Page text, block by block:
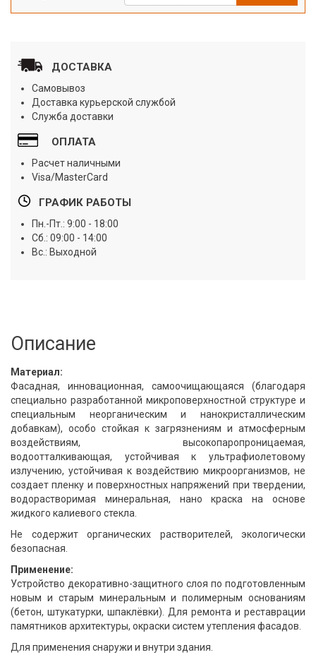
ДОСТАВКА
Самовывоз
Доставка курьерской службой
Служба доставки
ОПЛАТА
Расчет наличными
Visa/MasterCard
ГРАФИК РАБОТЫ
Пн.-Пт.: 9:00 - 18:00
Сб.: 09:00 - 14:00
Вс.: Выходной
Описание
Материал:
Фасадная, инновационная, самоочищающаяся (благодаря
специально разработанной микроповерхностной структуре и
специальным неорганическим и нанокристаллическим
добавкам), особо стойкая к загрязнениям и атмосферным
воздействиям, высокопаропроницаемая,
водоотталкивающая, устойчивая к ультрафиолетовому
излучению, устойчивая к воздействию микроорганизмов, не
создает пленку и поверхностных напряжений при твердении,
водорастворимая минеральная, нано краска на основе
жидкого калиевого стекла.
Не содержит органических растворителей, экологически
безопасная.
Применение:
Устройство декоративно-защитного слоя по подготовленным
новым и старым минеральным и полимерным основаниям
(бетон, штукатурки, шпаклёвки). Для ремонта и реставрации
памятников архитектуры, окраски систем утепления фасадов.
Для применения снаружи и внутри здания.